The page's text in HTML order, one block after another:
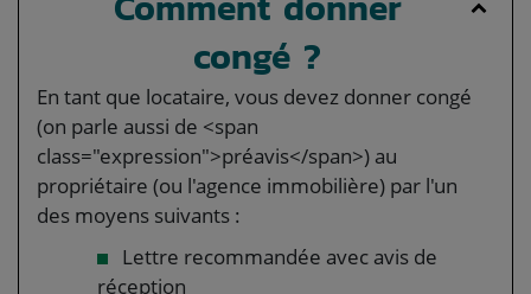
congé ?
En tant que locataire, vous devez donner congé
(on parle aussi de <span
class="expression">préavis</span>) au
propriétaire (ou l'agence immobilière) par l'un
des moyens suivants :
Lettre recommandée avec avis de
réception